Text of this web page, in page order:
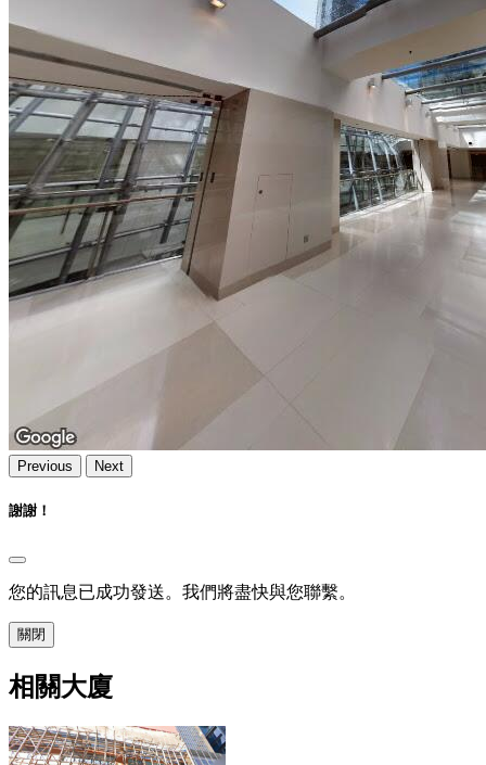
Previous Next
謝謝！
您的訊息已成功發送。我們將盡快與您聯繫。
關閉
相關大廈